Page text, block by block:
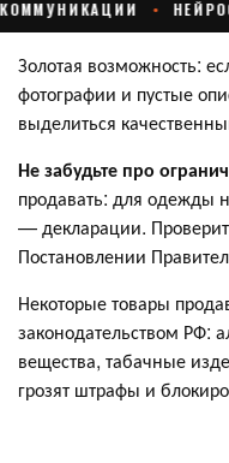
Золотая возможность:
фотографии и пустые
выделиться
Не забудьте про
продавать: для одежды
— декларации.
Постановлении
Некоторые товары
законодательством РФ:
вещества, табачные
грозят штрафы и